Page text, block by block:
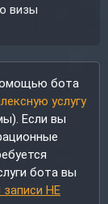
визы
бота
услугу
Если вы
бота вы
записи НЕ